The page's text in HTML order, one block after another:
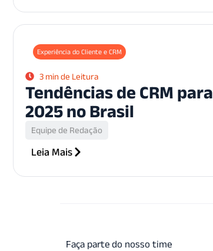
Experiência do Cliente e CRM
3 min de Leitura
Tendências de CRM para
2025 no Brasil
Equipe de Redação
Leia Mais
Faça parte do nosso time